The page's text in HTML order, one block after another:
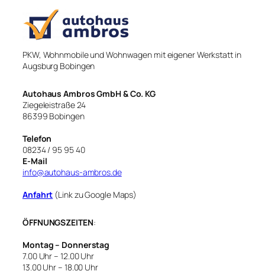
PKW, Wohnmobile und Wohnwagen mit eigener Werkstatt in
Augsburg Bobingen
Autohaus Ambros GmbH & Co. KG
Ziegeleistraße 24
86399 Bobingen
Telefon
08234 / 95 95 40
E-Mail
info@autohaus-ambros.de
Anfahrt (Link zu Google Maps)
ÖFFNUNGSZEITEN:
Montag – Donnerstag
7.00 Uhr – 12.00 Uhr
13.00 Uhr – 18.00 Uhr